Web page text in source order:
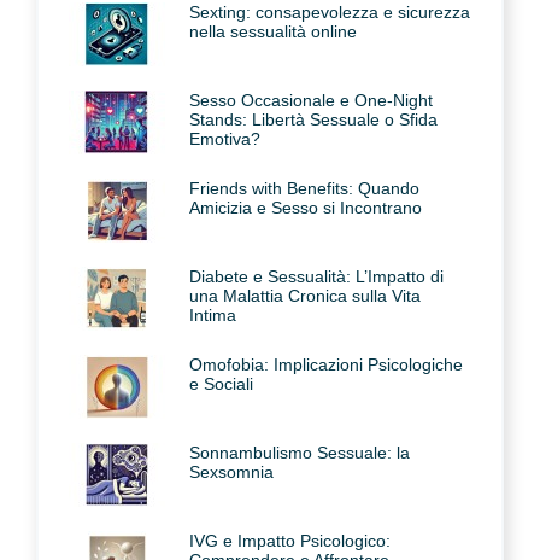
Sexting: consapevolezza e sicurezza
nella sessualità online
Sesso Occasionale e One-Night
Stands: Libertà Sessuale o Sfida
Emotiva?
Friends with Benefits: Quando
Amicizia e Sesso si Incontrano
Diabete e Sessualità: L’Impatto di
una Malattia Cronica sulla Vita
Intima
Omofobia: Implicazioni Psicologiche
e Sociali
Sonnambulismo Sessuale: la
Sexsomnia
IVG e Impatto Psicologico: